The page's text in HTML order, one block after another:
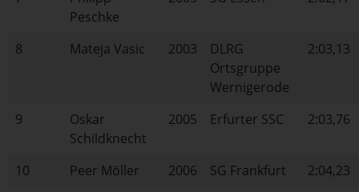
Peschke
8 Mateja Vasic 2003
DLRG
Ortsgruppe
Wernigerode
2:03,13
9
Oskar
Schildknecht
2005 Erfurter SSC 2:03,76
10 Peer Möller 2006 SG Frankfurt 2:04,23